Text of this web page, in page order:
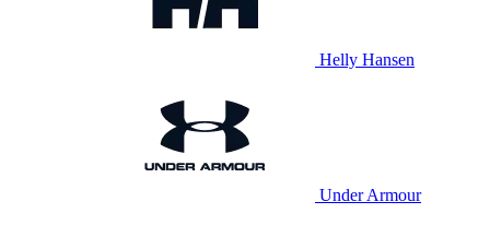
Helly Hansen
Under Armour